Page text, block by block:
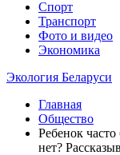
Спорт
Транспорт
Фото и видео
Экономика
Экология Беларуси
Главная
Общество
Ребенок
нет?